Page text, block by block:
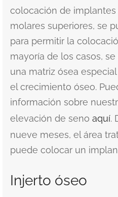
colocación de
molares superiores, se
para permitir la
mayoría de los casos,
una matriz ósea
el crecimiento óseo.
información sobre
elevación de seno aquí.
nueve meses, el área
puede colocar un
Injerto óseo